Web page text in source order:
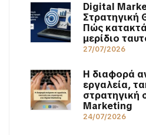
Digital
Στρατηγική
Πώς
μερίδιο
27/07/2026
Η διαφορά
εργαλεία,
στρατηγική
Marketing
24/07/2026